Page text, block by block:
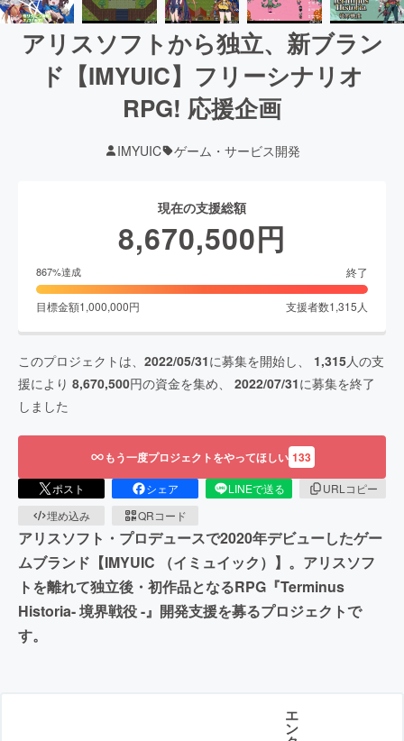
アリスソフトから独立、新ブラン
ド【IMYUIC】フリーシナリオ
RPG! 応援企画
IMYUIC ゲーム・サービス開発
現在の支援総額
8,670,500円
867%達成 終了
目標金額1,000,000円 支援者数1,315 人
このプロジェクトは、 2022/05/31に募集を開始し、 1,315人の支
援により 8,670,500円の資金を集め、 2022/07/31に募集を終了
しました
もう一度プロジェクトをやってほしい 133
ポスト シェア LINEで送る
URLコピー
埋め込み
QRコード
アリスソフト・プロデュースで2020年デビューしたゲー
ムブランド【IMYUIC （イミュイック）】。アリスソフ
トを離れて独立後・初作品となるRPG『Terminus
Historia- 境界戦役 -』開発支援を募るプロジェクトで
す。
エ
ン